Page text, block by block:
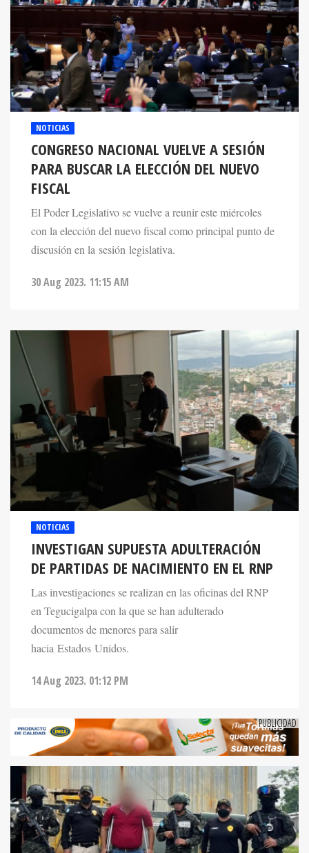
NOTICIAS
CONGRESO NACIONAL VUELVE A SESIÓN
PARA BUSCAR LA ELECCIÓN DEL NUEVO
FISCAL
El Poder Legislativo se vuelve a reunir este miércoles
con la elección del nuevo fiscal como principal punto de
discusión en la sesión legislativa.
30 Aug 2023. 11:15 AM
NOTICIAS
INVESTIGAN SUPUESTA ADULTERACIÓN
DE PARTIDAS DE NACIMIENTO EN EL RNP
Las investigaciones se realizan en las oficinas del RNP
en Tegucigalpa con la que se han adulterado
documentos de menores para salir
hacia Estados Unidos.
14 Aug 2023. 01:12 PM